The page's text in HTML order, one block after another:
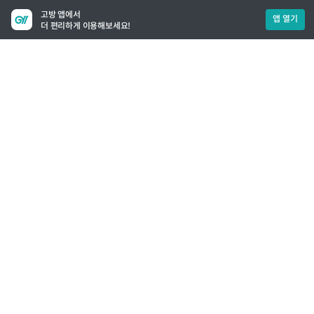
고방 앱에서
더 편리하게 이용해보세요!
앱 열기